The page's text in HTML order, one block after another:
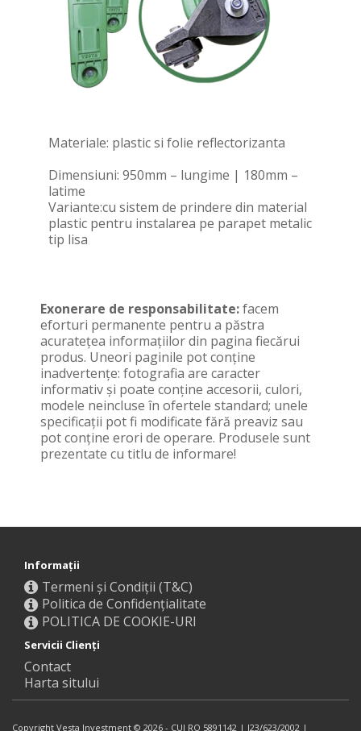
Materiale: plastic si folie reflectorizanta
Dimensiuni: 950mm – lungime | 180mm –
latime
Variante:cu sistem de prindere din material
plastic pentru instalarea pe parapet metalic
tip lisa
Exonerare de responsabilitate:facem
eforturi permanente pentru a păstra
acurateţea informaţiilor din pagina fiecărui
produs. Uneori paginile pot conţine
inadvertenţe: fotografia are caracter
informativ şi poate conţine accesorii, culori,
modele neincluse în ofertele standard; unele
specificaţii pot fi modificate fără preaviz sau
pot conţine erori de operare. Produsele sunt
prezentate cu titlu de informare!
Informaţii
Termeni și Condiții (T&C)
Politica de Confidențialitate
POLITICA DE COOKIE-URI
Servicii Clienţi
Contact
Harta sitului
Copyright Vesta Investment © 2026 - CUI RO 5891142 | J23/623/2002 |